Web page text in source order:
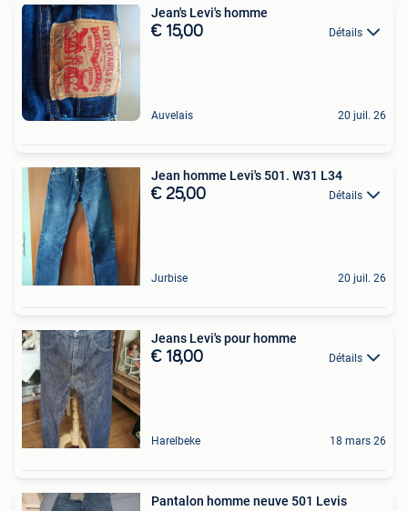
Jean's Levi's homme
€ 15,00 Détails
Auvelais 20 juil. 26
Jean homme Levi's 501. W31 L34
€ 25,00 Détails
Jurbise 20 juil. 26
Jeans Levi's pour homme
€ 18,00 Détails
Harelbeke 18 mars 26
Pantalon homme neuve 501 Levis